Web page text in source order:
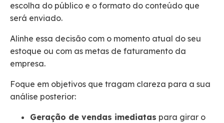
escolha do público e o formato do conteúdo que
será enviado.
Alinhe essa decisão com o momento atual do seu
estoque ou com as metas de faturamento da
empresa.
Foque em objetivos que tragam clareza para a sua
análise posterior:
Geração de vendas imediatas para girar o